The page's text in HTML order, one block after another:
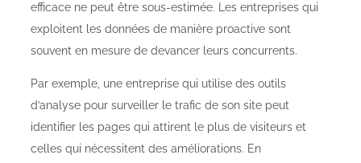
efficace ne peut être sous-estimée. Les entreprises qui
exploitent les données de manière proactive sont
souvent en mesure de devancer leurs concurrents.
Par exemple, une entreprise qui utilise des outils
d’analyse pour surveiller le trafic de son site peut
identifier les pages qui attirent le plus de visiteurs et
celles qui nécessitent des améliorations. En